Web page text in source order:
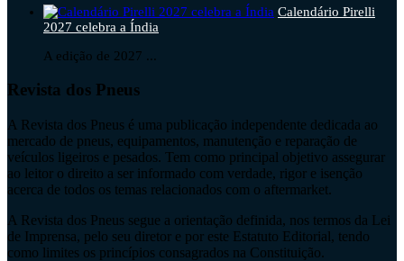
Calendário Pirelli
2027 celebra a Índia
A edição de 2027 ...
Revista dos Pneus
A Revista dos Pneus é uma publicação independente dedicada ao
mercado de pneus, equipamentos, manutenção e reparação de
veículos ligeiros e pesados. Tem como principal objetivo assegurar
ao leitor o direito a ser informado com verdade, rigor e isenção
acerca de todos os temas relacionados com o aftermarket.
A Revista dos Pneus segue a orientação definida, nos termos da Lei
de Imprensa, pelo seu diretor e por este Estatuto Editorial, tendo
como limites os princípios consagrados na Constituição.